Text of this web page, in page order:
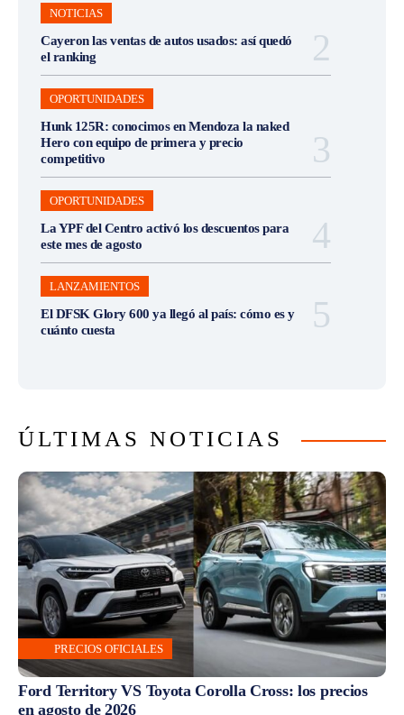
NOTICIAS
Cayeron las ventas de autos usados: así quedó
el ranking
OPORTUNIDADES
Hunk 125R: conocimos en Mendoza la naked
Hero con equipo de primera y precio
competitivo
OPORTUNIDADES
La YPF del Centro activó los descuentos para
este mes de agosto
LANZAMIENTOS
El DFSK Glory 600 ya llegó al país: cómo es y
cuánto cuesta
ÚLTIMAS NOTICIAS
PRECIOS OFICIALES
Ford Territory VS Toyota Corolla Cross: los precios
en agosto de 2026